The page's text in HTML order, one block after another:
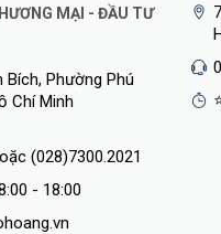
MẠI - ĐẦU TƯ
Bích, Phường Phú
Chí Minh
(028)7300.2021
- 18:00